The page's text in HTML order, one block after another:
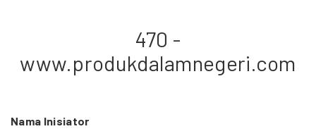
470 -
www.produkdalamnegeri.com
Nama Inisiator